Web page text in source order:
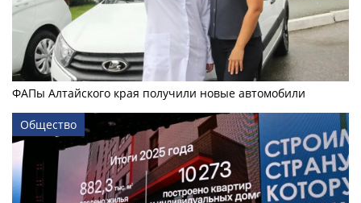
ФАПы Алтайского края получили новые автомобили
Общество